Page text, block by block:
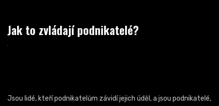
Jak to zvládají podnikatelé?
Jsou lidé, kteří podnikatelům závidí jejich úděl, a jsou podnikatelé,